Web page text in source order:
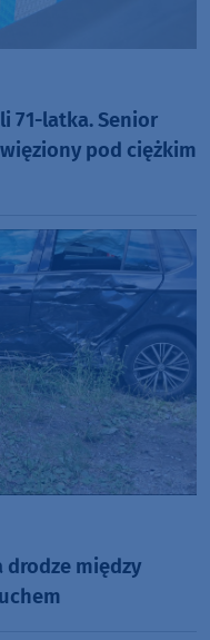
71-latka. Senior
pod ciężkim
między